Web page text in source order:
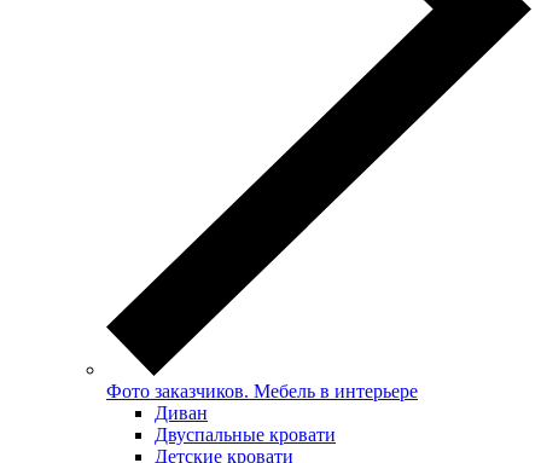
Фото заказчиков. Мебель в интерьере
Диван
Двуспальные кровати
Детские кровати